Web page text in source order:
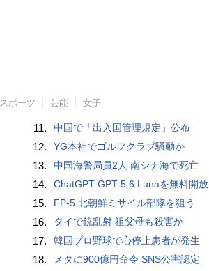
スポーツ 芸能 女子
11. 中国で「出入国管理規定」公布
12. YG本社でゴルフクラブ騒動か
13. 中国海警局員2人 南シナ海で死亡
14. ChatGPT GPT-5.6 Lunaを無料開放
15. FP-5 北朝鮮ミサイル部隊を狙う
16. タイで銃乱射 祖父母も殺害か
17. 韓国プロ野球で心停止患者が発生
18. メタに900億円命令 SNS公害認定